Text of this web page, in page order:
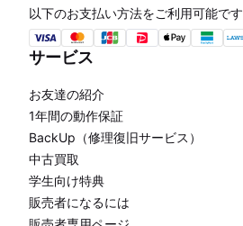
以下のお支払い方法をご利用可能です
サービス
お友達の紹介
1年間の動作保証
BackUp（修理復旧サービス）
中古買取
学生向け特典
販売者になるには